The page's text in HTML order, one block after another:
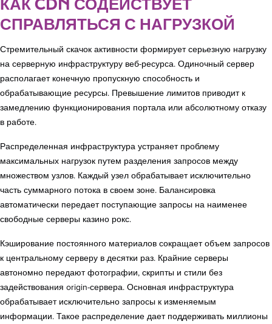
СПРАВЛЯТЬСЯ С НАГРУЗКОЙ
Стремительный скачок активности формирует серьезную нагрузку
на серверную инфраструктуру веб-ресурса. Одиночный сервер
располагает конечную пропускную способность и
обрабатывающие ресурсы. Превышение лимитов приводит к
замедлению функционирования портала или абсолютному отказу
в работе.
Распределенная инфраструктура устраняет проблему
максимальных нагрузок путем разделения запросов между
множеством узлов. Каждый узел обрабатывает исключительно
часть суммарного потока в своем зоне. Балансировка
автоматически передает поступающие запросы на наименее
свободные серверы казино рокс.
Кэширование постоянного материалов сокращает объем запросов
к центральному серверу в десятки раз. Крайние серверы
автономно передают фотографии, скрипты и стили без
задействования origin-сервера. Основная инфраструктура
обрабатывает исключительно запросы к изменяемым
информации. Такое распределение дает поддерживать миллионы